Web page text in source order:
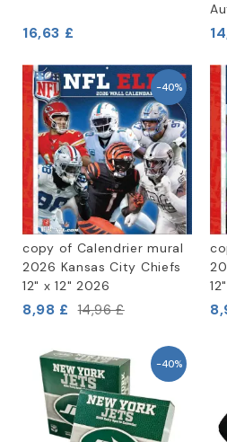
16,63 £
-40%
copy of Calendrier mural
2026 Kansas City Chiefs
12" x 12" 2026
8,98 £ 14,96 £
-40%